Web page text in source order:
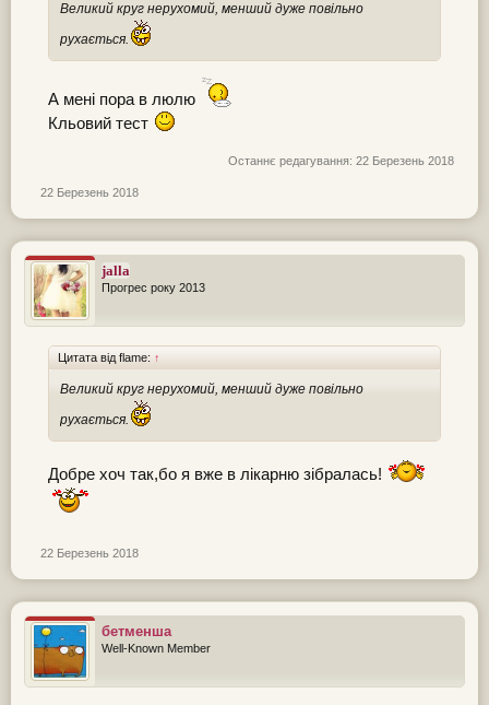
Великий круг нерухомий, менший дуже повільно
рухається.
А мені пора в люлю
Кльовий тест
Останнє редагування: 22 Березень 2018
22 Березень 2018
jalla
Прогрес року 2013
Цитата від flame: ↑
Великий круг нерухомий, менший дуже повільно
рухається.
Добре хоч так,бо я вже в лікарню зібралась!
22 Березень 2018
бетменша
Well-Known Member